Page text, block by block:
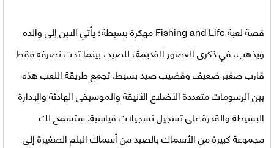
قصةلعبة Fishing and Life مهكرة
بسيطة؛ يأتي الابن إلى والده
ويذهب، في ذكرى العصور القديمة، للصيد، بينما تحت تصرفه فقط
قارب صغير ضعيف وقضيب صيد بسيط. تجمع طريقة اللعب هذه
بين الرسومات متعددة الأضلاع الأنيقة والموسيقى الهادئة والإدارة
البسيطة والقدرة على تسجيل تسجيلات قياسية. ستسمح لك
مجموعة كبيرة من الأسماك بالصيد من أسماك البلم الصغيرة إلى